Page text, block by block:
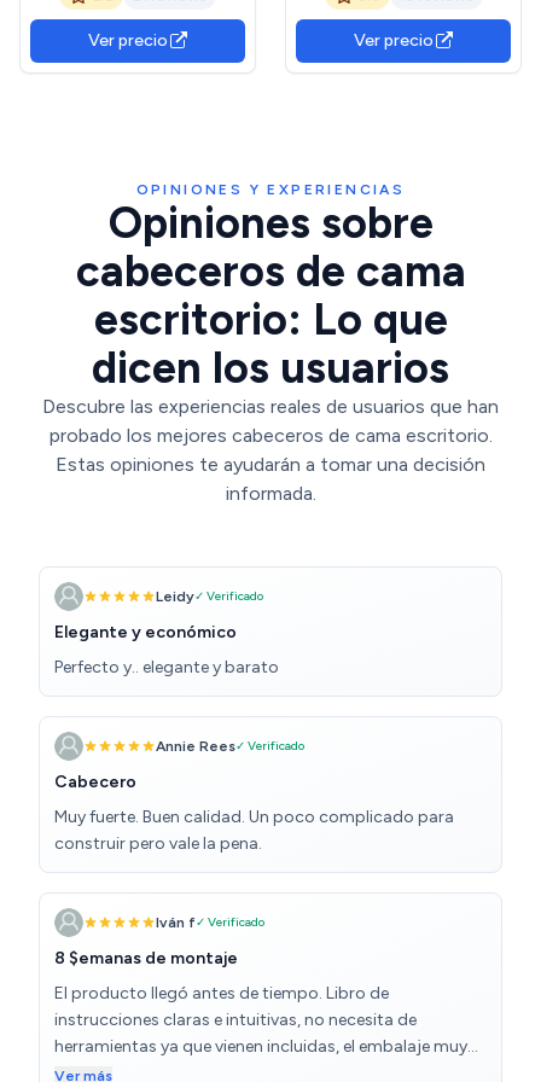
Habitaciones
Ver precio
- Estilo Juvenil - Roble
Cambria y Blanco
Ver precio
OPINIONES Y EXPERIENCIAS
Opiniones sobre
cabeceros de cama
escritorio: Lo que
dicen los usuarios
Descubre las experiencias reales de usuarios que han
probado los mejores cabeceros de cama escritorio.
Estas opiniones te ayudarán a tomar una decisión
informada.
Leidy✓ Verificado
Elegante y económico
Perfecto y.. elegante y barato
Annie Rees✓ Verificado
Cabecero
Muy fuerte. Buen calidad. Un poco complicado para
construir pero vale la pena.
Iván f✓ Verificado
8 $emanas de montaje
El producto llegó antes de tiempo. Libro de
instrucciones claras e intuitivas, no necesita de
herramientas ya que vienen incluidas, el embalaje muy
cuidado y limpio. Tiempo de monateje: entre 30 min y 3
Ver más